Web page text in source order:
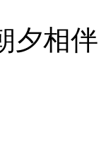
相伴